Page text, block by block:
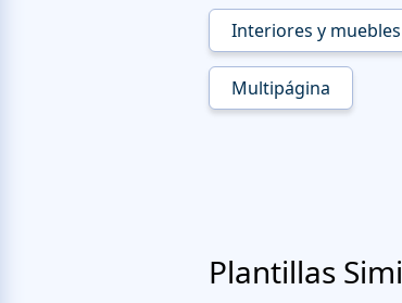
Interiores y muebles
Multipágina
Plantillas